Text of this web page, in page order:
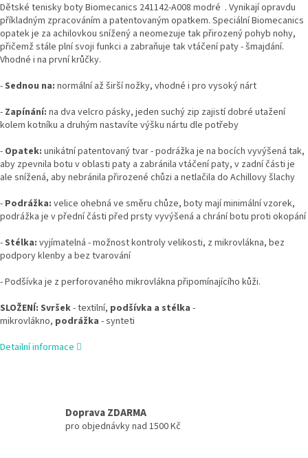
Dětské tenisky boty Biomecanics 241142-A008 modré . Vynikají opravdu
příkladným zpracováním a patentovaným opatkem. Speciální Biomecanics
opatek je za achilovkou snížený a neomezuje tak přirozený pohyb nohy,
přičemž stále plní svoji funkci a zabraňuje tak vtáčení paty - šmajdání.
Vhodné i na první krůčky.
-Sednou na: normální až širší nožky, vhodné i pro vysoký nárt
- Zapínání: na dva velcro pásky, jeden suchý zip zajistí dobré utažení
kolem kotníku a druhým nastavíte výšku nártu dle potřeby
- Opatek: unikátní patentovaný tvar - podrážka je na bocích vyvýšená tak,
aby zpevnila botu v oblasti paty a zabránila vtáčení paty, v zadní části je
ale snížená, aby nebránila přirozené chůzi a netlačila do Achillovy šlachy
- Podrážka: velice ohebná ve směru chůze, boty mají minimální vzorek,
podrážka je v přední části před prsty vyvýšená a chrání botu proti okopání
-Stélka: vyjímatelná - možnost kontroly velikosti, z mikrovlákna, bez
podpory klenby a bez tvarování
- Podšívka je z perforovaného mikrovlákna připomínajícího kůži.
SLOŽENÍ: Svršek- textilní, podšívka a stélka -
mikrovlákno, podrážka - synteti
Detailní informace
Doprava ZDARMA
pro objednávky nad 1500 Kč